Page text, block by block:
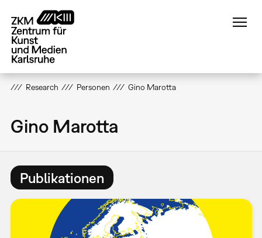
zum
Inhalt
Research Personen Gino Marotta
Gino Marotta
Publikationen